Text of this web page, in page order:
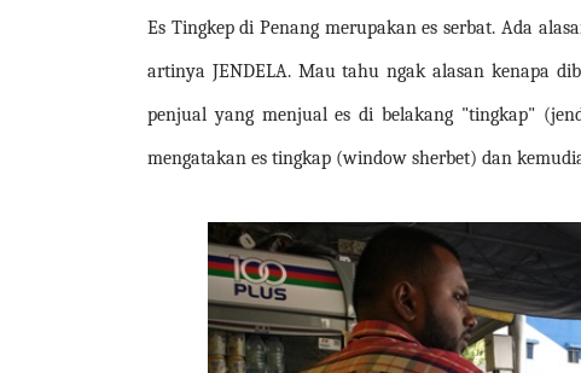
Es Tingkep di Penang merupakan es serbat. Ada
artinya JENDELA. Mau tahu ngak alasan kenapa
penjual yang menjual es di belakang "tingkap"
mengatakan es tingkap (window sherbet) dan